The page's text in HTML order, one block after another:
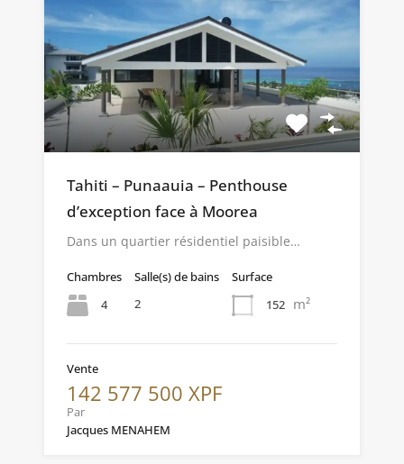
Tahiti – Punaauia – Penthouse
d’exception face à Moorea
Dans un quartier résidentiel paisible…
Chambres
4
Salle(s) de bains
2
Surface
152 m²
Vente
142 577 500 XPF
Par
Jacques MENAHEM